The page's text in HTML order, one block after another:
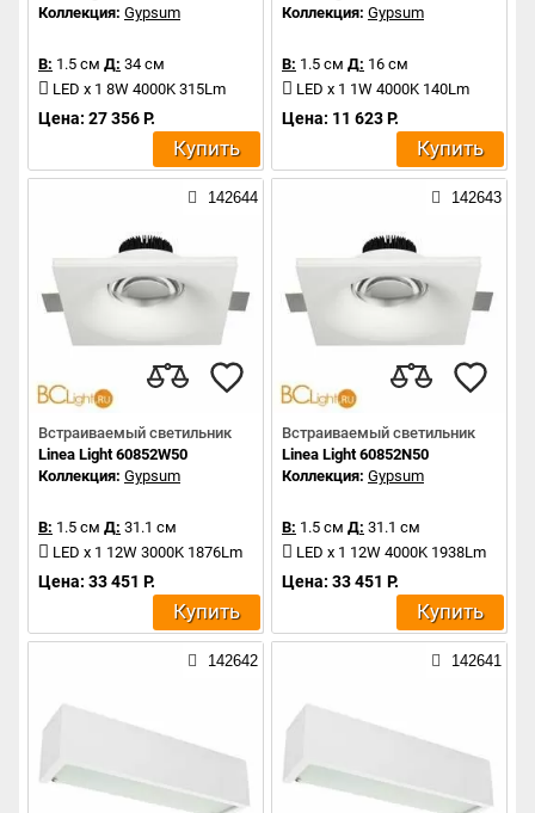
Коллекция: Gypsum
В: 1.5 см Д: 34 см
LED x 1 8W 4000K 315Lm
Цена: 27 356 Р.
Купить
Коллекция: Gypsum
В: 1.5 см Д: 16 см
LED x 1 1W 4000K 140Lm
Цена: 11 623 Р.
Купить
142644
Встраиваемый светильник
Linea Light 60852W50
Коллекция: Gypsum
В: 1.5 см Д: 31.1 см
LED x 1 12W 3000K 1876Lm
Цена: 33 451 Р.
Купить
142643
Встраиваемый светильник
Linea Light 60852N50
Коллекция: Gypsum
В: 1.5 см Д: 31.1 см
LED x 1 12W 4000K 1938Lm
Цена: 33 451 Р.
Купить
142642 142641